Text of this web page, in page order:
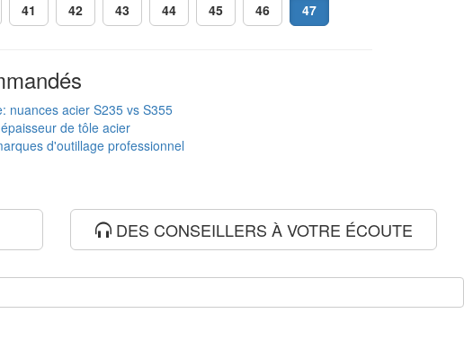
41 42 43 44 45 46 47
nuances acier S235 vs S355
de tôle acier
d'outillage professionnel
DES CONSEILLERS À VOTRE ÉCOUTE